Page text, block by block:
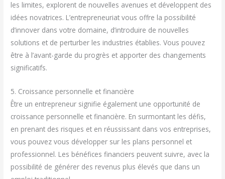
les limites, explorent de nouvelles avenues et développent des
idées novatrices. L’entrepreneuriat vous offre la possibilité
d’innover dans votre domaine, d’introduire de nouvelles
solutions et de perturber les industries établies. Vous pouvez
être à l’avant-garde du progrès et apporter des changements
significatifs.
5. Croissance personnelle et financière
Être un entrepreneur signifie également une opportunité de
croissance personnelle et financière. En surmontant les défis,
en prenant des risques et en réussissant dans vos entreprises,
vous pouvez vous développer sur les plans personnel et
professionnel. Les bénéfices financiers peuvent suivre, avec la
possibilité de générer des revenus plus élevés que dans un